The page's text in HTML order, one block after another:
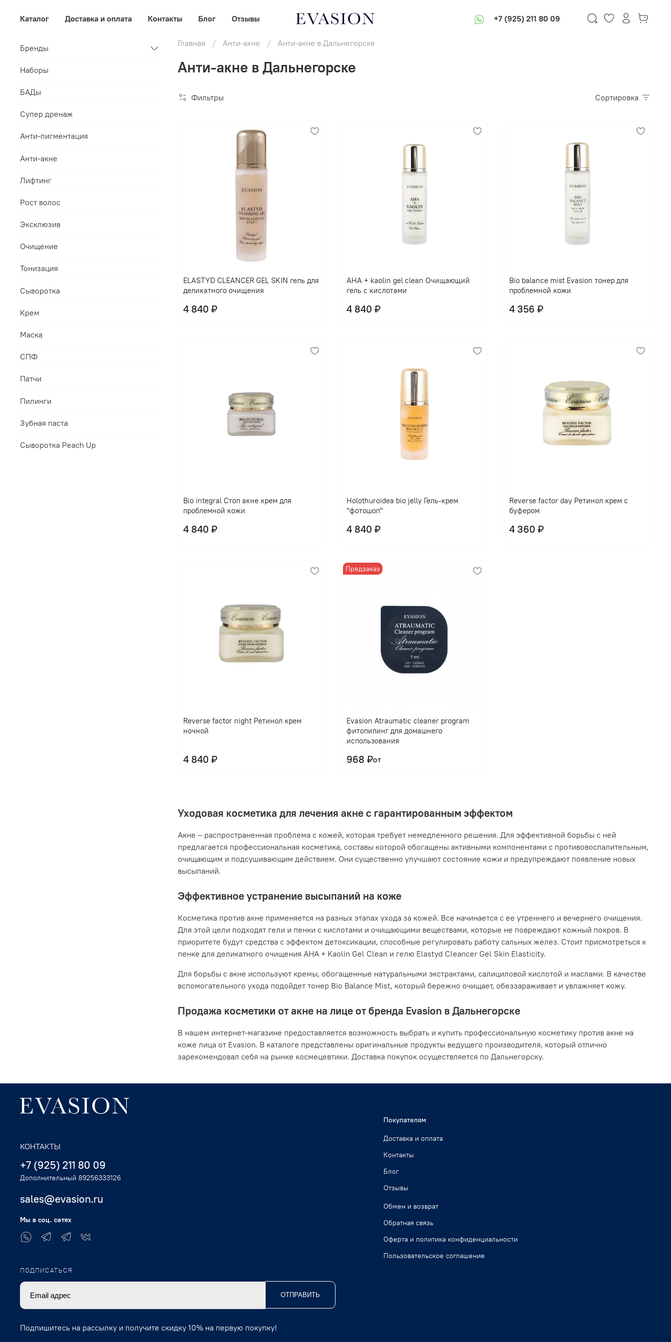
Каталог Доставка и оплата Контакты Блог Отзывы +7 (925) 211 80 09
Главная Анти-акне Анти-акне в Дальнегорске
Анти-акне в Дальнегорске
Фильтры Сортировка
ELASTYD CLEANCER GEL SKIN гель для
деликатного очищения
4 840 ₽
В корзину
AHA + kaolin gel clean Очищающий
гель с кислотами
4 840 ₽
Bio balance mist Evasion тонер для
проблемной кожи
4 356 ₽
Bio integral Стоп акне крем для
проблемной кожи
4 840 ₽
Holothuroidea bio jelly Гель-крем
"фотошоп"
4 840 ₽
Reverse factor day Ретинол крем с
буфером
4 360 ₽
Reverse factor night Ретинол крем
ночной
4 840 ₽
Предзаказ
Evasion Atraumatic cleaner program
фитопилинг для домашнего
использования
от
968 ₽
Уходовая косметика для лечения акне с гарантированным эффектом
Акне – распространенная проблема с кожей, которая требует немедленного решения. Для эффективной борьбы с ней
предлагается профессиональная косметика, составы которой обогащены активными компонентами с противовоспалительным,
очищающим и подсушивающим действием. Они существенно улучшают состояние кожи и предупреждают появление новых
высыпаний.
Эффективное устранение высыпаний на коже
Косметика против акне применяется на разных этапах ухода за кожей. Все начинается с ее утреннего и вечернего очищения.
Для этой цели подходят гели и пенки с кислотами и очищающими веществами, которые не повреждают кожный покров. В
приоритете будут средства с эффектом детоксикации, способные регулировать работу сальных желез. Стоит присмотреться к
пенке для деликатного очищения AHA + Kaolin Gel Clean и гелю Elastyd Cleancer Gel Skin Elasticity.
Для борьбы с акне используют кремы, обогащенные натуральными экстрактами, салициловой кислотой и маслами. В качестве
вспомогательного ухода подойдет тонер Bio Balance Mist, который бережно очищает, обеззараживает и увлажняет кожу.
Продажа косметики от акне на лице от бренда Evasion в Дальнегорске
В нашем интернет-магазине предоставляется возможность выбрать и купить профессиональную косметику против акне на
коже лица от Evasion. В каталоге представлены оригинальные продукты ведущего производителя, который отлично
зарекомендовал себя на рынке космецевтики. Доставка покупок осуществляется по Дальнегорску.
Бренды
Наборы
БАДы
Супер дренаж
Анти-пигментация
Анти-акне
Лифтинг
Рост волос
Эксклюзив
Очищение
Тонизация
Сыворотка
Крем
Маска
СПФ
Патчи
Пилинги
Зубная паста
Сыворотка Peach Up
Покупателям
Доставка и оплата
Контакты
Блог
Отзывы
Обмен и возврат
Обратная связь
Оферта и политика конфиденциальности
Пользовательское соглашение
КОНТАКТЫ
+7 (925) 211 80 09
Дополнительный 89256333126
sales@evasion.ru
Мы в соц. сетях
ПОДПИСАТЬСЯ
ОТПРАВИТЬ
Подпишитесь на рассылку и получите скидку 10% на первую покупку!